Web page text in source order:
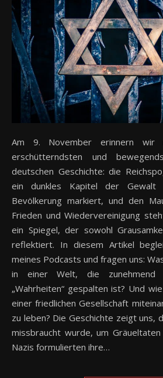
Am 9. November erinnern wir uns an einige der
erschütterndsten und
deutschen Geschichte: die
ein dunkles Kapitel der Gewalt
Bevölkerung markiert, und den
Frieden und Wiedervereinigung
ein Spiegel, der sowohl
reflektiert. In diesem Artikel
meines Podcasts und fragen uns:
in einer Welt, die zunehmend
„Wahrheiten“ gespalten ist? Und
einer friedlichen Gesellschaft
zu leben? Die Geschichte zeigt uns,
missbraucht wurde, um
Nazis formulierten ihre…